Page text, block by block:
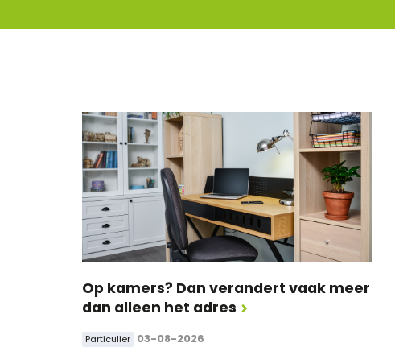
Op kamers? Dan verandert vaak meer
dan alleen het adres
Particulier 03-08-2026